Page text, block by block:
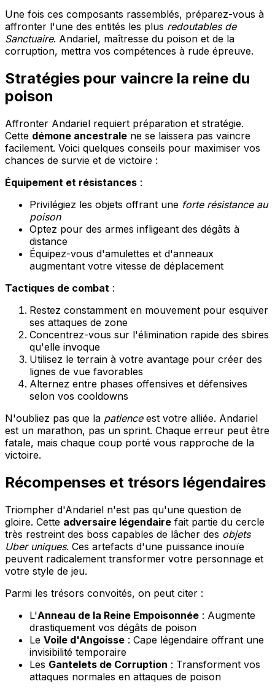
Une fois ces composants rassemblés, préparez-vous à
affronter l'une des entités les plus redoutables de
Sanctuaire. Andariel, maîtresse du poison et de la
corruption, mettra vos compétences à rude épreuve.
Stratégies pour vaincre la reine du
poison
Affronter Andariel requiert préparation et stratégie.
Cette démone ancestrale ne se laissera pas vaincre
facilement. Voici quelques conseils pour maximiser vos
chances de survie et de victoire :
Équipement et résistances :
Privilégiez les objets offrant une forte résistance au
poison
Optez pour des armes infligeant des dégâts à
distance
Équipez-vous d'amulettes et d'anneaux
augmentant votre vitesse de déplacement
Tactiques de combat :
Restez constamment en mouvement pour esquiver
ses attaques de zone
Concentrez-vous sur l'élimination rapide des sbires
qu'elle invoque
Utilisez le terrain à votre avantage pour créer des
lignes de vue favorables
Alternez entre phases offensives et défensives
selon vos cooldowns
N'oubliez pas que la patienceest votre alliée. Andariel
est un marathon, pas un sprint. Chaque erreur peut être
fatale, mais chaque coup porté vous rapproche de la
victoire.
Récompenses et trésors légendaires
Triompher d'Andariel n'est pas qu'une question de
gloire. Cette adversaire légendaire fait partie du cercle
très restreint des boss capables de lâcher des objets
Uber uniques. Ces artefacts d'une puissance inouïe
peuvent radicalement transformer votre personnage et
votre style de jeu.
Parmi les trésors convoités, on peut citer :
L'Anneau de la Reine Empoisonnée : Augmente
drastiquement vos dégâts de poison
Le Voile d'Angoisse : Cape légendaire offrant une
invisibilité temporaire
Les Gantelets de Corruption : Transforment vos
attaques normales en attaques de poison